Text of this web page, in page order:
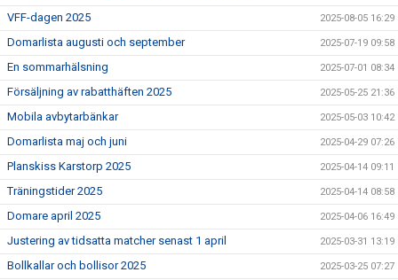
VFF-dagen 2025 2025-08-05 16:29
Domarlista augusti och september 2025-07-19 09:58
En sommarhälsning 2025-07-01 08:34
Försäljning av rabatthäften 2025 2025-05-25 21:36
Mobila avbytarbänkar 2025-05-03 10:42
Domarlista maj och juni 2025-04-29 07:26
Planskiss Karstorp 2025 2025-04-14 09:11
Träningstider 2025 2025-04-14 08:58
Domare april 2025 2025-04-06 16:49
Justering av tidsatta matcher senast 1 april 2025-03-31 13:19
Bollkallar och bollisor 2025 2025-03-25 07:27